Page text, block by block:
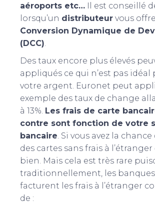
aéroports etc… Il est conseillé
lorsqu’un distributeur vous
Conversion Dynamique de
(DCC)
Des taux encore plus élevés
appliqués ce qui n’est pas idéal
votre argent. Euronet peut
exemple des taux de change
à 13%. Les frais de carte
contre sont fonction de votre
bancaire . Si vous avez la chance
des cartes sans frais à l’étranger
bien. Mais cela est très rare
traditionnellement, les banques
facturent les frais à l’étranger
de :